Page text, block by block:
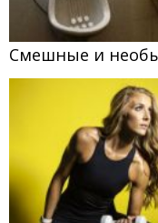
Смешные и